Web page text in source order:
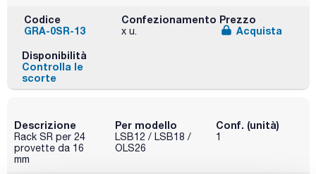
Codice
GRA-0SR-13
Confezionamento
x u.
Prezzo
Acquista
Disponibilità
Controlla le
scorte
Descrizione
Rack SR per 24
provette da 16
mm
Per modello
LSB12 / LSB18 /
OLS26
Conf. (unità)
1